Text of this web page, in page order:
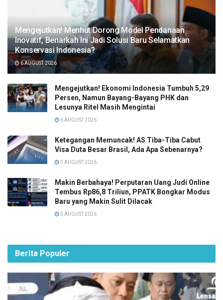
Mengejutkan! Menhut Dorong Model Pendanaan
Inovatif, Benarkah Ini Jadi Solusi Baru Selamatkan
Konservasi Indonesia?
6 AUGUST 2026
Mengejutkan! Ekonomi Indonesia Tumbuh 5,29
Persen, Namun Bayang-Bayang PHK dan
Lesunya Ritel Masih Mengintai
6 AUGUST 2026
Ketegangan Memuncak! AS Tiba-Tiba Cabut
Visa Duta Besar Brasil, Ada Apa Sebenarnya?
5 AUGUST 2026
Makin Berbahaya! Perputaran Uang Judi Online
Tembus Rp86,8 Triliun, PPATK Bongkar Modus
Baru yang Makin Sulit Dilacak
5 AUGUST 2026
Berita Populer